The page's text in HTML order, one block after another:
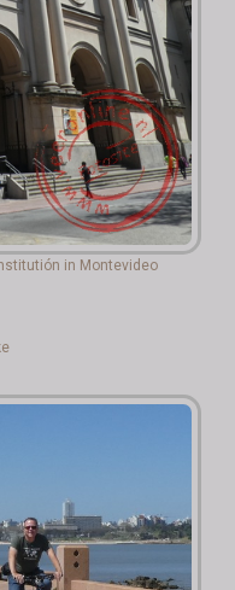
in Montevideo